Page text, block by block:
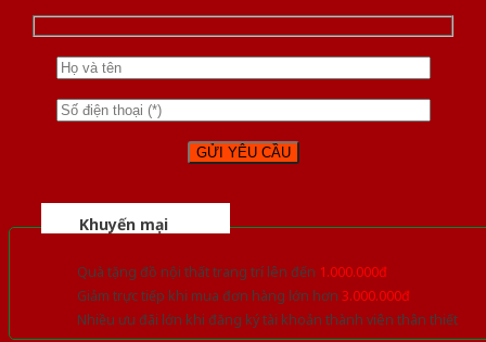
Khuyến mại
Quà tặng đồ nội thất trang trí lên đến 1.000.000đ
Giảm trực tiếp khi mua đơn hàng lớn hơn 3.000.000đ
Nhiều ưu đãi lớn khi đăng ký tài khoản thành viên thân thiết